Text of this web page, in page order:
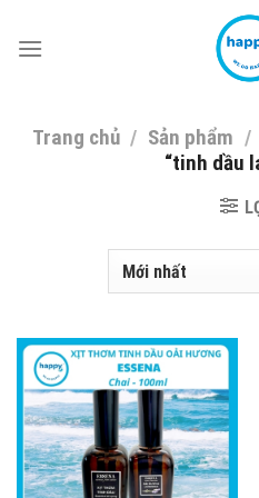
Trang chủ / Sản phẩm /
“tinh dầu